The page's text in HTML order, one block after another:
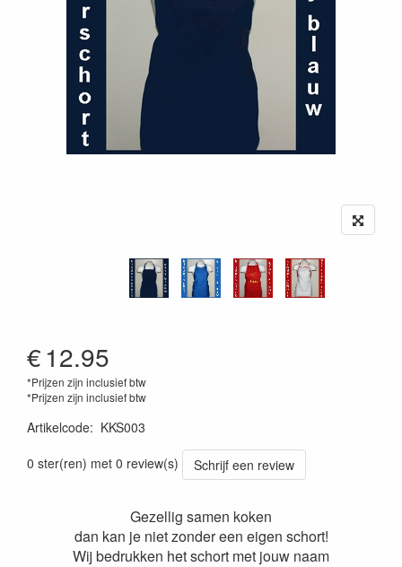
€12.95
*Prijzen zijn inclusief btw
*Prijzen zijn inclusief btw
Artikelcode: KKS003
0 ster(ren) met 0 review(s)
Schrijf een review
Gezellig samen koken
dan kan je niet zonder een eigen schort!
Wij bedrukken het schort met jouw naam